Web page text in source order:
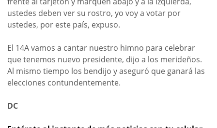
ustedes deben ver su rostro, yo voy a votar por
ustedes, por este país, expuso.
El 14A vamos a cantar nuestro himno para celebrar
que tenemos nuevo presidente, dijo a los merideños.
Al mismo tiempo los bendijo y aseguró que ganará las
elecciones contundentemente.
DC